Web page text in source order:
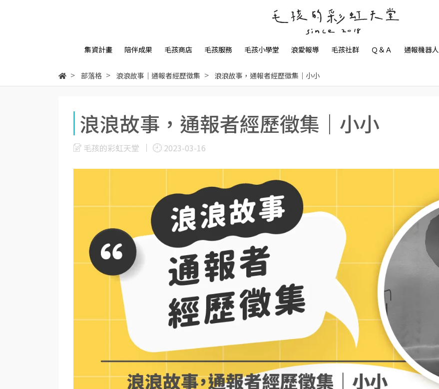
集資計畫 陪伴成果 毛孩商店 毛孩服務 毛孩小學堂 浪愛報導 毛孩社群 Ｑ＆Ａ 通報機器人
部落格 浪浪故事｜通報者經歷徵集 浪浪故事，通報者經歷徵集｜小小
浪浪故事，通報者經歷徵集｜小小
毛孩的彩虹天堂 2023-03-16